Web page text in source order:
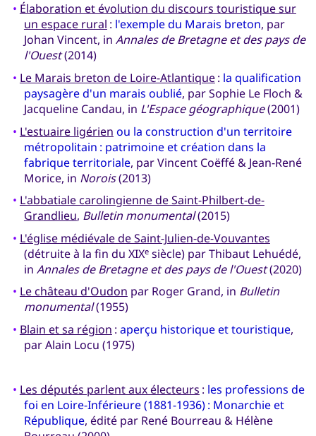
• Élaboration et évolution du discours touristique sur
un espace rural : l'exemple du Marais breton, par
Johan Vincent, in Annales de Bretagne et des pays de
l'Ouest(2014)
• Le Marais breton de Loire-Atlantique: la qualification
paysagère d'un marais oublié, par Sophie Le Floch &
Jacqueline Candau, in L'Espace géographique(2001)
• L'estuaire ligérien ou la construction d'un territoire
métropolitain : patrimoine et création dans la
fabrique territoriale, par Vincent Coëffé & Jean-René
Morice, in Norois(2013)
• L'abbatiale carolingienne de Saint-Philbert-de-
Grandlieu, Bulletin monumental(2015)
• L'église médiévale de Saint-Julien-de-Vouvantes
(détruite à la fin du XIXesiècle) par Thibaut Lehuédé,
in Annales de Bretagne et des pays de l'Ouest(2020)
• Le château d'Oudon par Roger Grand, in Bulletin
monumental(1955)
• Blain et sa région : aperçu historique et touristique,
par Alain Locu (1975)
• Les députés parlent aux électeurs : les professions de
foi en Loire-Inférieure (1881-1936) : Monarchie et
République, édité par René Bourreau & Hélène